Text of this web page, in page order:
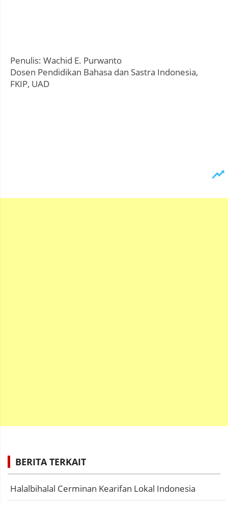
Penulis: Wachid E. Purwanto
Dosen Pendidikan Bahasa dan Sastra Indonesia,
FKIP, UAD
BERITA TERKAIT
Halalbihalal Cerminan Kearifan Lokal Indonesia